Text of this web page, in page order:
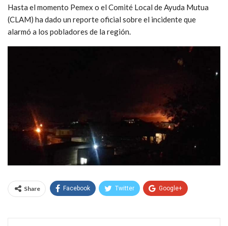
Hasta el momento Pemex o el Comité Local de Ayuda Mutua
(CLAM) ha dado un reporte oficial sobre el incidente que
alarmó a los pobladores de la región.
Share Facebook Twitter Google+